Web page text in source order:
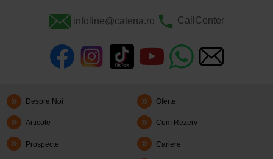
infoline@catena.ro CallCenter
Despre Noi Oferte
Articole Cum Rezerv
Prospecte Cariere